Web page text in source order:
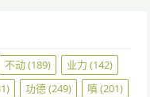
不动(189) 业力 (142)
功德(249) 嗔(201)